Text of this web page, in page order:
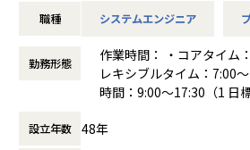
す。
エブリーの目指す世界
パーパス・ミッション・バリューに込め
多くの方のライフスタイルにとって欠か
ービスとなることはもちろん、新たな領
私たちが目指す未来の実現に取り組んで
えてまいりたいと考えて
・DX の推進に関連した業務効率化案件
となります。
配属となる仙台オフィスにはマネージャ
職種 システムエンジニア
勤務形態
作業時間： ・コアタイム
レキシブルタイム：7:00
時間：9:00～17:30（1 日
働き方：
設立年数 48年